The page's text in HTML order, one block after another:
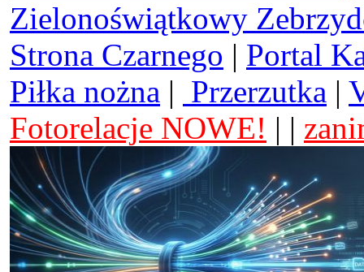
Zielonoświątkowy
Strona Czarnego | Portal
Piłka nożna | Przerzutka |
Fotorelacje NOWE! | |